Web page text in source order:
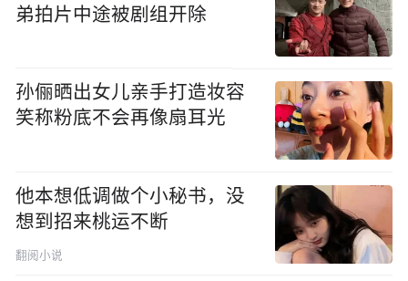
弟拍片中途被剧组开除
孙俪晒出女儿亲手打造妆容
笑称粉底不会再像扇耳光
他本想低调做个小秘书，没
想到招来桃运不断
翻阅小说